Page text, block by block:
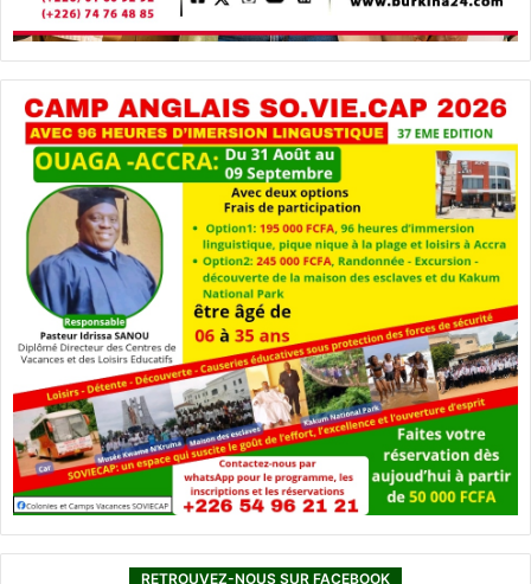
RETROUVEZ-NOUS SUR FACEBOOK